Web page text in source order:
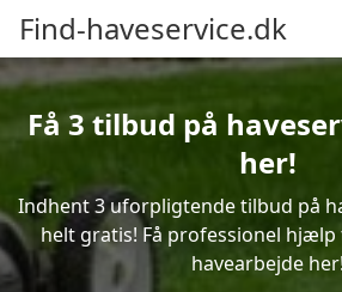
Find-haveservice.dk
Få 3 tilbud på
her!
Indhent 3 uforpligtende tilbud på
helt gratis! Få professionel
havearbejde her!